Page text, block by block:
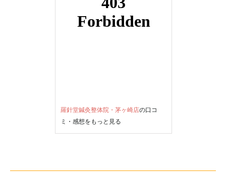
羅針堂鍼灸整体院・茅ヶ崎店の口コ
ミ・感想をもっと見る